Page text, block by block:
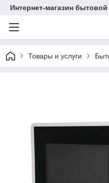
Интернет-магазин
Товары и услуги